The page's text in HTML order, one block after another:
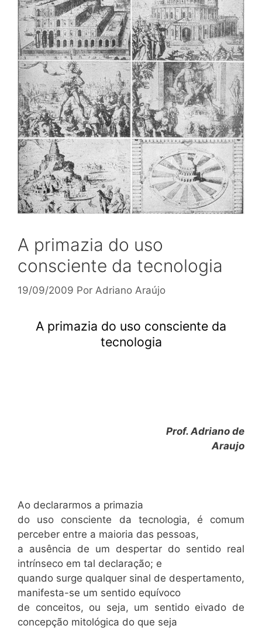
A primazia do uso
consciente da tecnologia
19/09/2009 Por Adriano Araújo
A primazia do uso consciente da
tecnologia
Prof. Adriano de
Araujo
Ao declararmos a primazia
do uso consciente da tecnologia, é comum
perceber entre a maioria das pessoas,
a ausência de um despertar do sentido real
intrínseco em tal declaração; e
quando surge qualquer sinal de despertamento,
manifesta-se um sentido equívoco
de conceitos, ou seja, um sentido eivado de
concepção mitológica do que seja